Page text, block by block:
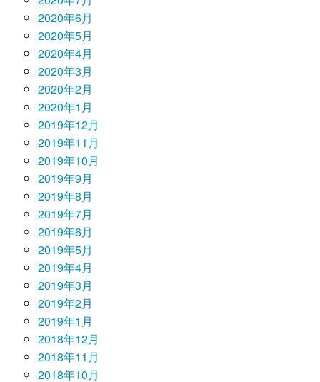
2020年6月
2020年5月
2020年4月
2020年3月
2020年2月
2020年1月
2019年12月
2019年11月
2019年10月
2019年9月
2019年8月
2019年7月
2019年6月
2019年5月
2019年4月
2019年3月
2019年2月
2019年1月
2018年12月
2018年11月
2018年10月